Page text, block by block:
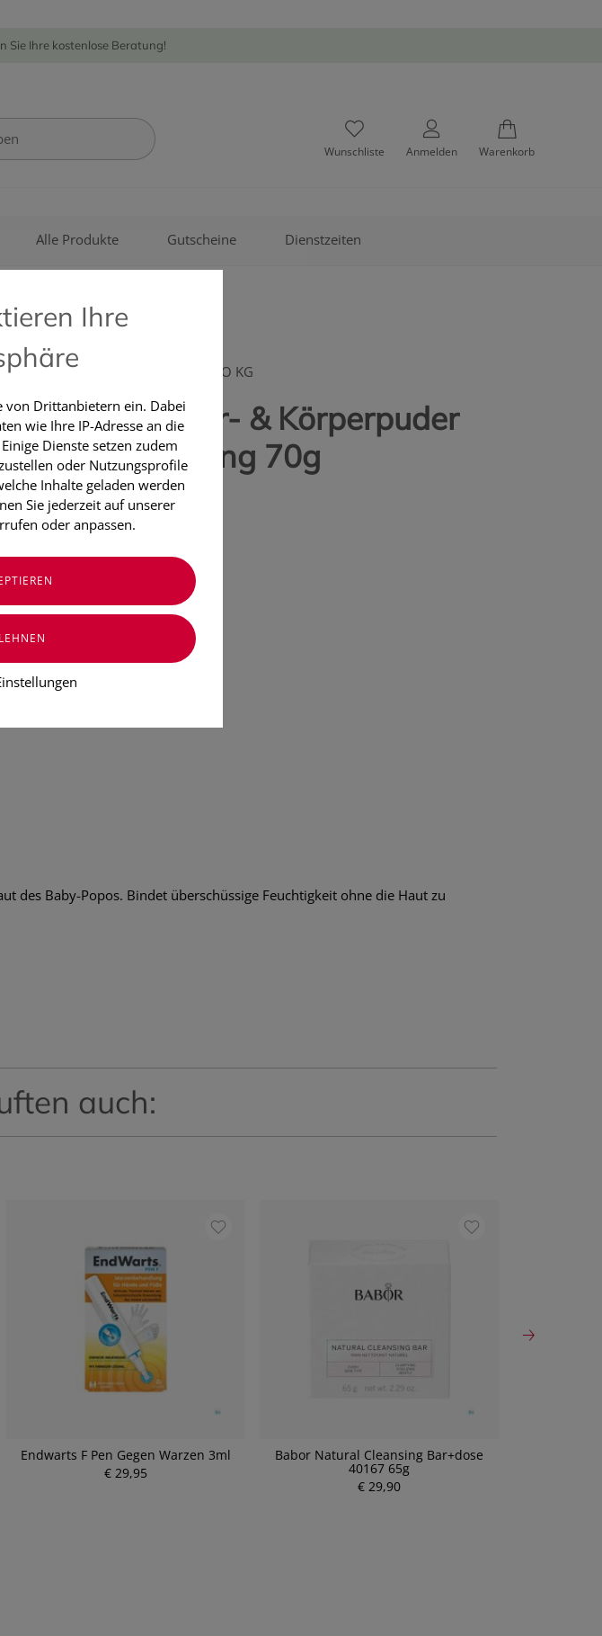
Sie Ihre kostenlose Beratung!
Wunschliste Anmelden Warenkorb
Alle Produkte Gutscheine Dienstzeiten
SCHMIDGALL DR.A. & L.GMBH& CO KG
Pelsano Kinder- & Körperpuder
Nachfüllpackung 70g
€ 7,90
zzgl. Versandkosten
des Baby-Popos. Bindet überschüssige Feuchtigkeit ohne die Haut zu
auch:
Endwarts F Pen Gegen Warzen 3ml
€ 29,95
Babor Natural Cleansing Bar+dose
40167 65g
€ 29,90
P
Ihre
Drittanbietern ein. Dabei
wie Ihre IP-Adresse an die
Dienste setzen zudem
oder Nutzungsprofile
Inhalte geladen werden
Sie jederzeit auf unserer
oder anpassen.